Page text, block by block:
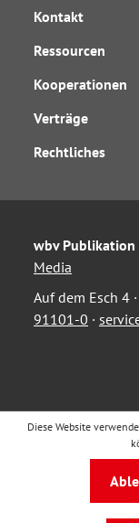
Kontakt
Ressourcen
Kooperationen
Verträge
Rechtliches
wbv Publikation
Media
Auf dem Esch 4
91101-0 ·
Diese Website